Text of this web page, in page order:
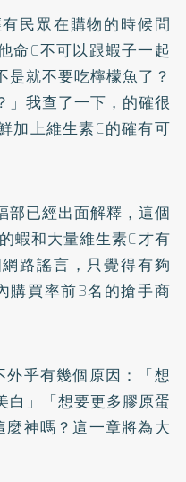
民眾在購物的時候問
命C不可以跟蝦子一起
就不要吃檸檬魚了？
」我查了一下，的確很
加上維生素C的確有可
部已經出面解釋，這個
蝦和大量維生素C才有
路謠言，只覺得有夠
購買率前3名的搶手商
外乎有幾個原因：「想
白」「想要更多膠原蛋
神嗎？這一章將為大